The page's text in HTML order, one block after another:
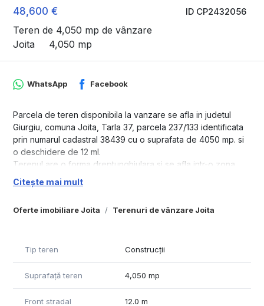
ID CP2432056
48,600 €
Teren de 4,050 mp de vânzare
Joita
4,050 mp
Oferte imobiliare Joita Terenuri de vânzare Joita
WhatsApp Facebook
Parcela de teren disponibila la vanzare se afla in judetul
Giurgiu, comuna Joita, Tarla 37, parcela 237/133 identificata
prin numarul cadastral 38439 cu o suprafata de 4050 mp. si
o deschidere de 12 ml.
Terenul are o forma dreptunghiulara si se afla intr-o zona
puternic dezvoltata industrial, inconjurata de parcuri logistice
cum sunt: Centrul Logistic Emag, CTPark, etc.
betonate, iluminate, utilitatile prezente in apropiere. Distanta
Detinem un portofoliu intreg de parcele in Tarla 37, acestea
sunt:
CAD: 38492
Citește mai mult
Tip teren Construcții
Suprafață teren 4,050 mp
Front stradal 12.0 m